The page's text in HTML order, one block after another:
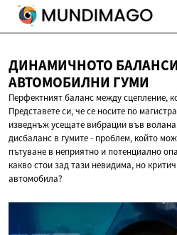
ДИНАМИЧНОТО
АВТОМОБИЛНИ ГУМИ
Перфектният баланс между сцепление,
Представете си, че се носите по
изведнъж усещате вибрации във
дисбаланс в гумите - проблем, който
пътуване в неприятно и потенциално
какво стои зад тази невидима, но
автомобила?